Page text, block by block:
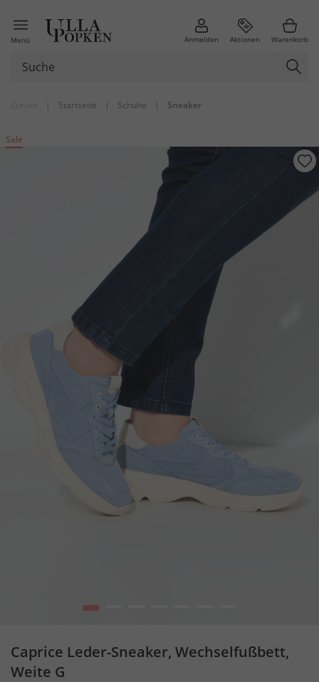
Menü Anmelden Aktionen Warenkorb
| Startseite | Schuhe | Sneaker
Sale
1
Caprice Leder-Sneaker, Wechselfußbett,
Weite G